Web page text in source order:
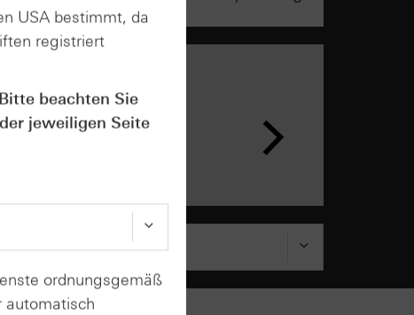
USA bestimmt, da
registriert
beachten Sie
jeweiligen Seite
ordnungsgemäß
automatisch